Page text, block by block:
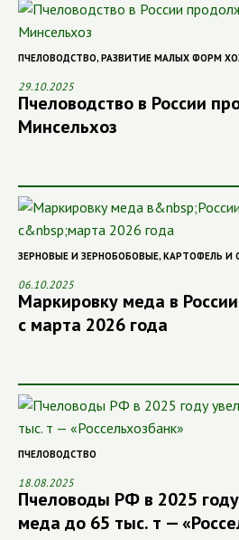
ПЧЕЛОВОДСТВО, РАЗВИТИЕ МАЛЫХ ФОРМ
29.10.2025
Пчеловодство в России
Минсельхоз
ЗЕРНОВЫЕ И ЗЕРНОБОБОВЫЕ, КАРТОФЕЛЬ И
06.10.2025
Маркировку меда в
с марта 2026 года
ПЧЕЛОВОДСТВО
18.08.2025
Пчеловоды РФ в 2025
меда до 65 тыс. т —